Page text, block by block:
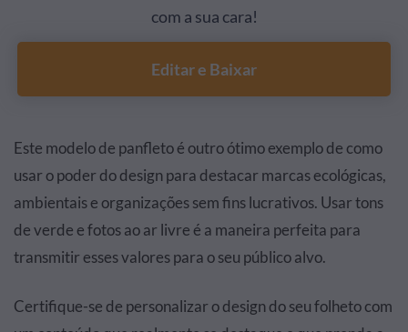
com a sua cara!
Editar e Baixar
Este modelo de panfleto é outro ótimo exemplo de como
usar o poder do design para destacar marcas ecológicas,
ambientais e organizações sem fins lucrativos. Usar tons
de verde e fotos ao ar livre é a maneira perfeita para
transmitir esses valores para o seu público alvo.
Certifique-se de personalizar o design do seu folheto com